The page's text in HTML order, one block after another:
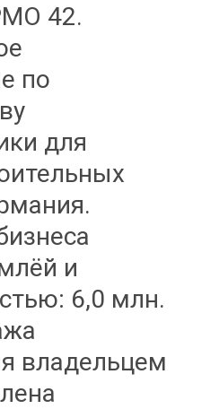
42.
по
для
и
6,0 млн.
владельцем